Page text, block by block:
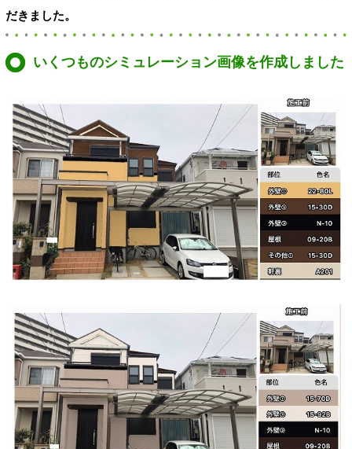
だきました。
いくつものシミュレーション画像を作成しました